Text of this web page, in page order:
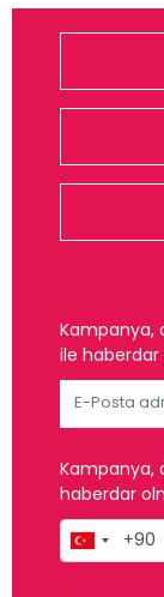
Kampanya,
ile
Kampanya,
haberdar